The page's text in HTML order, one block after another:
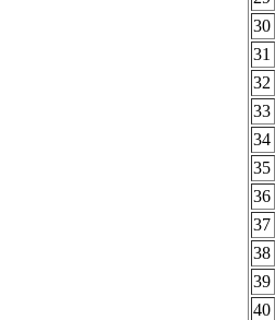
30
31
32
33
34
35
36
37
38
39
40